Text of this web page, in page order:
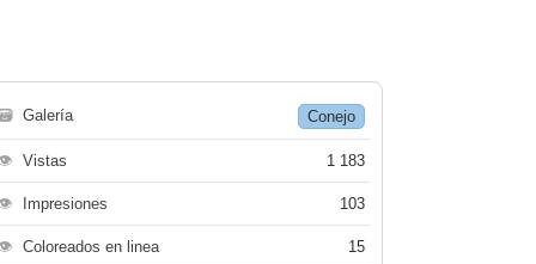
Galería Conejo
Vistas 1 183
Impresiones 103
Coloreados en linea 15